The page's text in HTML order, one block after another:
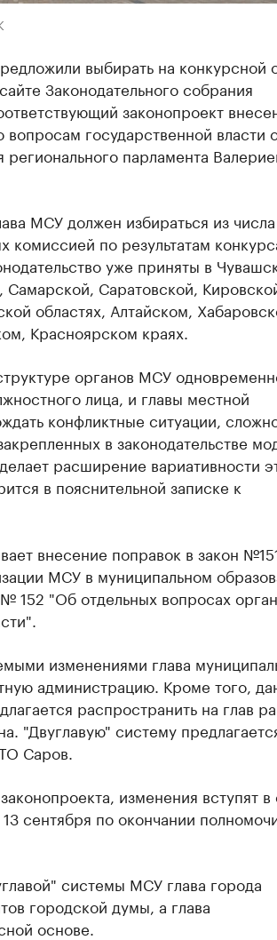
выбирать на конкурсной
Законодательного собрания
законопроект
государственной власти
парламента
МСУ должен избираться из числа
комиссией по результатам
уже приняты в
Саратовской,
областях, Алтайском,
Красноярском краях.
органов МСУ
лица, и главы местной
конфликтные ситуации,
в законодательстве
расширение вариативности
в пояснительной записке к
внесение поправок в закон
МСУ в муниципальном
152 "Об отдельных вопросах
изменениями глава
администрацию. Кроме того,
распространить на глав
"Двуглавую" систему
Саров.
изменения вступят в
сентября по окончании
системы МСУ глава города
городской думы, а глава
основе.